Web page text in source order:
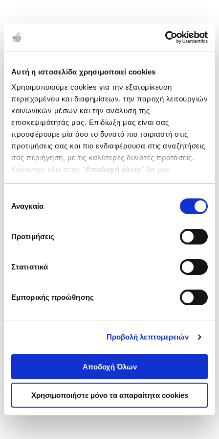
Αυτή η ιστοσελίδα χρησιμοποιεί cookies
Χρησιμοποιούμε cookies για την εξατομίκευση
περιεχομένου και διαφημίσεων, την παροχή λειτουργιών
κοινωνικών μέσων και την ανάλυση της
επισκεψιμότητάς μας. Επιδίωξη μας είναι σας
προσφέρουμε μία όσο το δυνατό πιο ταιριαστή στις
προτιμήσεις σας και πιο ενδιαφέρουσα στις αναζητήσεις
σας περιήγηση, με τις καλύτερες δυνατές προτάσεις.
Κάνοντας κλικ στην ‘’Αποδοχή όλων’’ θα μας
ενδιαφέρουν και να επιλέξετε από τα παρακάτω με την
΄΄και να ενημερωθείτε σχετικά με
συγκατάθεσης
Αναγκαία
Προτιμήσεις
Στατιστικά
Εμπορικής προώθησης
Προβολή λεπτομερειών
Αποδοχή Όλων
Χρησιμοποιήστε μόνο τα απαραίτητα cookies